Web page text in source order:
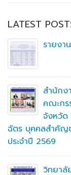
LATEST
รายงา
สำนักง
คณะกร
จังหวัด
ฉัตร บุคคลสำคัญ
ประจำปี 2569
วิทยาลั